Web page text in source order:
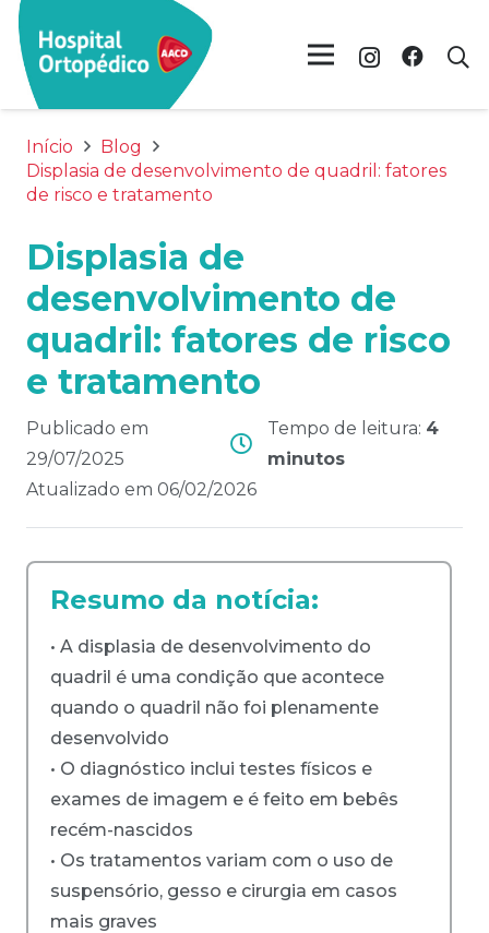
Início
Blog
Displasia de desenvolvimento de quadril: fatores
de risco e tratamento
Displasia de
desenvolvimento de
quadril: fatores de risco
e tratamento
Publicado em
29/07/2025
Tempo de leitura: 4
minutos
Atualizado em 06/02/2026
Resumo da notícia:
• A displasia de desenvolvimento do
quadril é uma condição que acontece
quando o quadril não foi plenamente
desenvolvido
• O diagnóstico inclui testes físicos e
exames de imagem e é feito em bebês
recém-nascidos
• Os tratamentos variam com o uso de
suspensório, gesso e cirurgia em casos
mais graves